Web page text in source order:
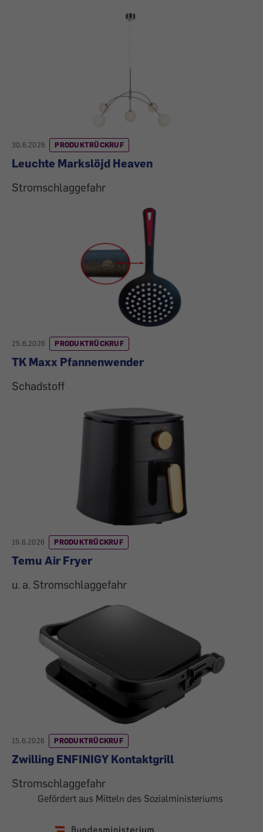
30.6.2026 PRODUKTRÜCKRUF
Leuchte Markslöjd Heaven
Stromschlaggefahr
25.6.2026 PRODUKTRÜCKRUF
TK Maxx Pfannenwender
Schadstoff
19.6.2026 PRODUKTRÜCKRUF
Temu Air Fryer
u. a. Stromschlaggefahr
15.6.2026 PRODUKTRÜCKRUF
Zwilling ENFINIGY Kontaktgrill
Stromschlaggefahr
Gefördert aus Mitteln des Sozialministeriums